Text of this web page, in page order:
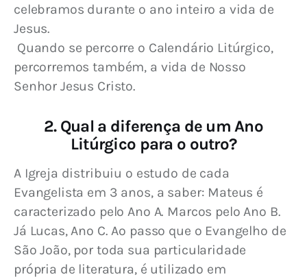
celebramos durante o ano inteiro a vida de
Jesus.
percorremos também, a vida de Nosso
Senhor Jesus Cristo.
2. Qual a diferença de um Ano
Litúrgico para o outro?
A Igreja distribuiu o estudo de cada
Evangelista em 3 anos, a saber: Mateus é
caracterizado pelo Ano A. Marcos pelo Ano B.
Já Lucas, Ano C. Ao passo que o Evangelho de
São João, por toda sua particularidade
própria de literatura, é utilizado em